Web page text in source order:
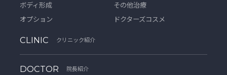
ボディ形成
その他治療
オプション
ドクターズコスメ
CLINIC クリニック紹介
DOCTOR 院長紹介